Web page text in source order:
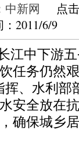
中新网 点
2011/6/9
中下游五
任务仍然
、水利部
安全放在
确保城乡